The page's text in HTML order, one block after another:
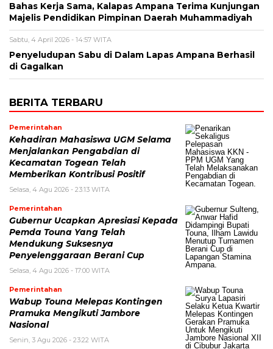
Bahas Kerja Sama, Kalapas Ampana Terima Kunjungan
Majelis Pendidikan Pimpinan Daerah Muhammadiyah
Sabtu, 4 April 2026 - 14:57 WITA
Penyeludupan Sabu di Dalam Lapas Ampana Berhasil
di Gagalkan
BERITA TERBARU
Pemerintahan
Kehadiran Mahasiswa UGM Selama
Menjalankan Pengabdian di
Kecamatan Togean Telah
Memberikan Kontribusi Positif
Selasa, 4 Agu 2026 - 23:13 WITA
Pemerintahan
Gubernur Ucapkan Apresiasi Kepada
Pemda Touna Yang Telah
Mendukung Suksesnya
Penyelenggaraan Berani Cup
Selasa, 4 Agu 2026 - 17:00 WITA
Pemerintahan
Wabup Touna Melepas Kontingen
Pramuka Mengikuti Jambore
Nasional
Senin, 3 Agu 2026 - 23:22 WITA